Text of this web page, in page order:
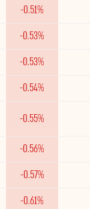
-0.51%
-0.53%
-0.53%
-0.54%
-0.55%
-0.56%
-0.57%
-0.61%